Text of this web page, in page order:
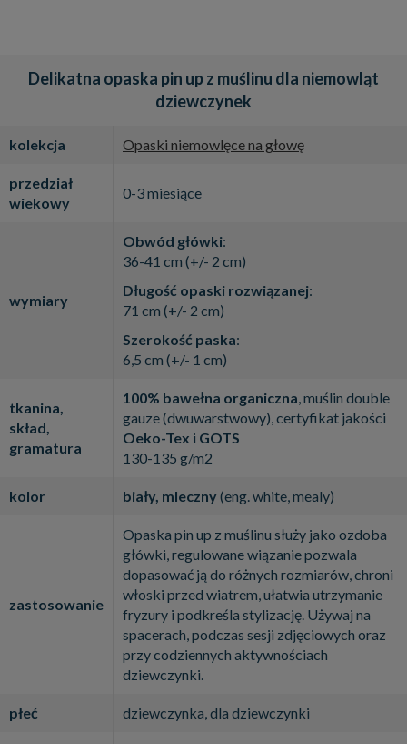
Delikatna opaska pin up z muślinu dla niemowląt
dziewczynek
kolekcja Opaski niemowlęce na głowę
przedział
wiekowy
0-3 miesiące
wymiary
Obwód główki:
36-41 cm (+/- 2 cm)
Długość opaski rozwiązanej:
71 cm (+/- 2 cm)
Szerokość paska:
6,5 cm (+/- 1 cm)
tkanina,
skład,
gramatura
100% bawełna organiczna , muślin double
gauze (dwuwarstwowy), certyfikat jakości
Oeko-Tex i GOTS
130-135 g/m2
kolor biały, mleczny(eng. white, mealy)
zastosowanie
Opaska pin up z muślinu służy jako ozdoba
główki, regulowane wiązanie pozwala
dopasować ją do różnych rozmiarów, chroni
włoski przed wiatrem, ułatwia utrzymanie
fryzury i podkreśla stylizację. Używaj na
spacerach, podczas sesji zdjęciowych oraz
przy codziennych aktywnościach
dziewczynki.
płeć dziewczynka, dla dziewczynki